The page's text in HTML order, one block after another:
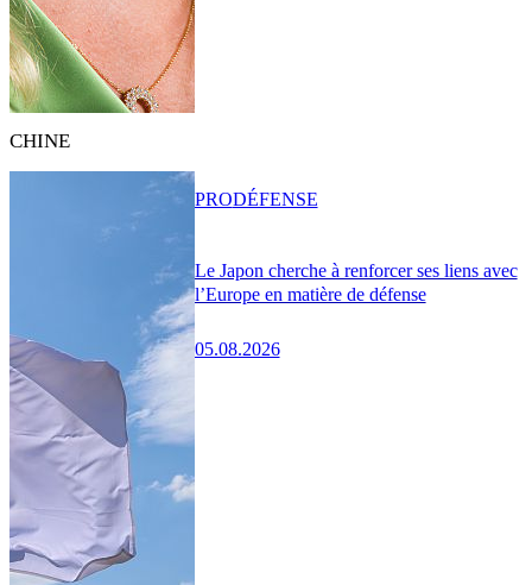
CHINE
Le Japon cherche à renforcer ses liens avec
l’Europe en matière de défense
05.08.2026
PRODÉFENSE